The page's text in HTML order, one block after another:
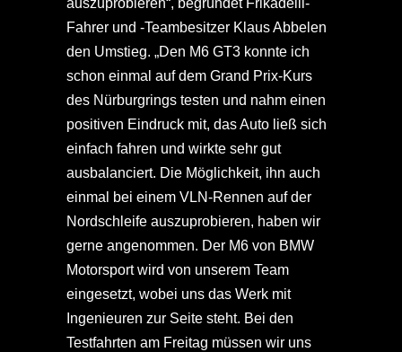
auszuprobieren“, begründet Frikadelli-
Fahrer und -Teambesitzer Klaus Abbelen
den Umstieg. „Den M6 GT3 konnte ich
schon einmal auf dem Grand Prix-Kurs
des Nürburgrings testen und nahm einen
positiven Eindruck mit, das Auto ließ sich
einfach fahren und wirkte sehr gut
ausbalanciert. Die Möglichkeit, ihn auch
einmal bei einem VLN-Rennen auf der
Nordschleife auszuprobieren, haben wir
gerne angenommen. Der M6 von BMW
Motorsport wird von unserem Team
eingesetzt, wobei uns das Werk mit
Ingenieuren zur Seite steht. Bei den
Testfahrten am Freitag müssen wir uns